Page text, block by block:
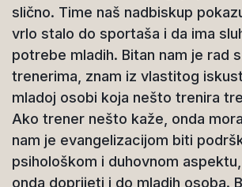
slično. Time naš nadbiskup
vrlo stalo do sportaša i da ima
potrebe mladih. Bitan nam je rad
trenerima, znam iz vlastitog
mladoj osobi koja nešto trenira
Ako trener nešto kaže, onda
nam je evangelizacijom biti
psihološkom i duhovnom
onda doprijeti i do mladih osoba.